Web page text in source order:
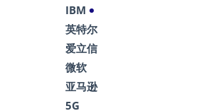
IBM
英特尔
爱立信
微软
亚马逊
5G